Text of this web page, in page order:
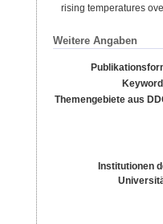
rising temperatures
Weitere Angaben
Themengebiete aus
Institutionen